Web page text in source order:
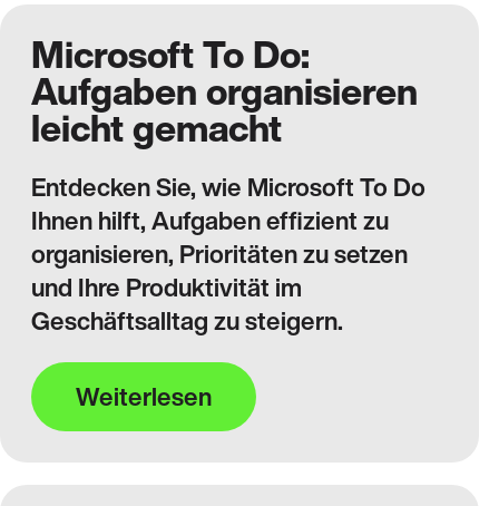
Microsoft To Do:
Aufgaben organisieren
leicht gemacht
Entdecken Sie, wie Microsoft To Do
Ihnen hilft, Aufgaben effizient zu
organisieren, Prioritäten zu setzen
und Ihre Produktivität im
Geschäftsalltag zu steigern.
Weiterlesen